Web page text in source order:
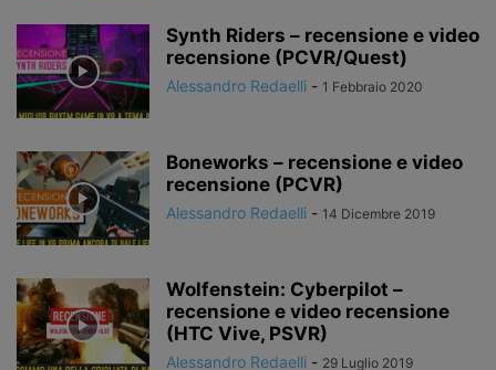
Synth Riders – recensione e video
recensione (PCVR/Quest)
Alessandro Redaelli - 1 Febbraio 2020
Boneworks – recensione e video
recensione (PCVR)
Alessandro Redaelli - 14 Dicembre 2019
Wolfenstein: Cyberpilot –
recensione e video recensione
(HTC Vive, PSVR)
Alessandro Redaelli - 29 Luglio 2019